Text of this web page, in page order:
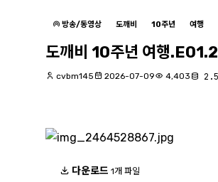
방송/동영상 도깨비 10주년 여행
도깨비 10주년 여행
cvbm145 2026-07-09 4,403
다운로드 1개 파일